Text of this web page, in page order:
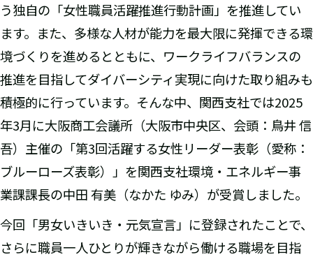
う独自の「女性職員活躍推進行動計画」を推進してい
ます。また、多様な人材が能力を最大限に発揮できる環
境づくりを進めるとともに、ワークライフバランスの
推進を目指してダイバーシティ実現に向けた取り組みも
積極的に行っています。そんな中、関西支社では2025
年3月に大阪商工会議所（大阪市中央区、会頭：鳥井 信
吾）主催の「第3回活躍する女性リーダー表彰（愛称：
ブルーローズ表彰）」を関西支社環境・エネルギー事
業課課長の中田 有美（なかた ゆみ）が受賞しました。
今回「男女いきいき・元気宣言」に登録されたことで、
さらに職員一人ひとりが輝きながら働ける職場を目指